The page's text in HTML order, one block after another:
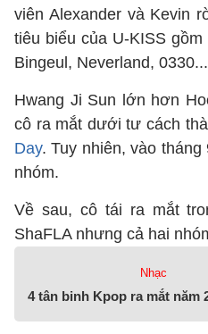
viên Alexander và Kevin
tiêu biểu của U-KISS
Bingeul, Neverland, 0330...
Hwang Ji Sun lớn hơn
cô ra mắt dưới tư cách
Day. Tuy nhiên, vào
nhóm.
Về sau, cô tái ra mắt
ShaFLA nhưng cả hai
Nhạc
4 tân binh Kpop ra mắt năm